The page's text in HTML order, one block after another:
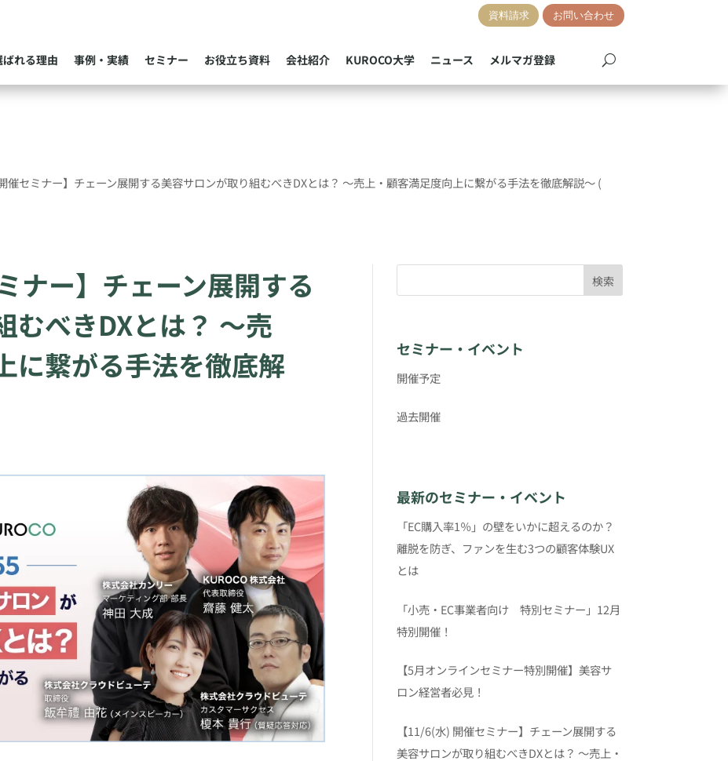
資料請求 お問い合わせ
ばれる理由 事例・実績 セミナー お役立ち資料 会社紹介 KUROCO大学 ニュース メルマガ登録
催セミナー】チェーン展開する美容サロンが取り組むべきDXとは？ 〜売上・顧客満足度向上に繋がる手法を徹底解説〜(
ナー】チェーン展開する
むべきDXとは？ 〜売
に繋がる手法を徹底解
検索
セミナー・イベント
開催予定
過去開催
最新のセミナー・イベント
「EC購入率1％」の壁をいかに超えるのか？
離脱を防ぎ、ファンを生む3つの顧客体験UX
とは
「小売・EC事業者向け 特別セミナー」12月
特別開催！
【5月オンラインセミナー特別開催】美容サ
ロン経営者必見！
【11/6(水) 開催セミナー】チェーン展開する
美容サロンが取り組むべきDXとは？ 〜売上・